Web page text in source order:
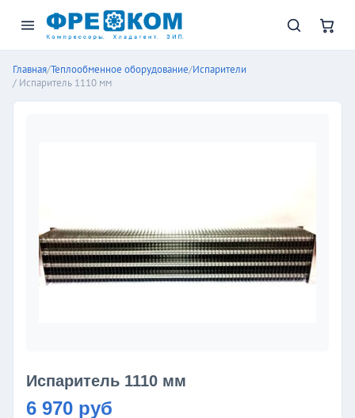
Главная/Теплообменное оборудование/Испарители
/ Испаритель 1110 мм
Испаритель 1110 мм
6 970 руб